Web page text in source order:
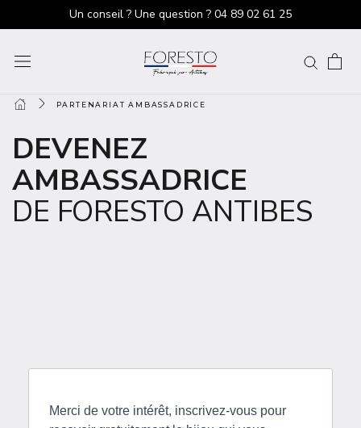
Un conseil ? Une question ? 04 89 02 61 25
PARTENARIAT AMBASSADRICE
DEVENEZ
AMBASSADRICE
DE FORESTO ANTIBES